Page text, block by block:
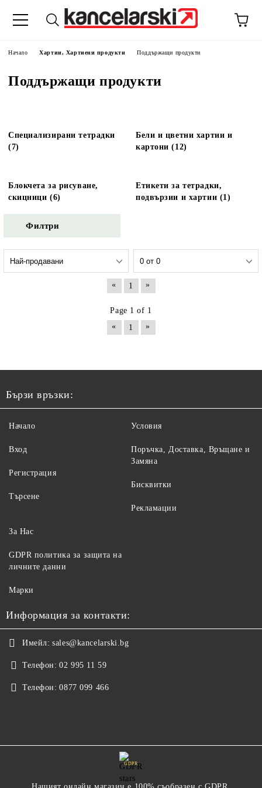
Начало Хартии, Хартиени продукти Поддържащи продукти
Поддържащи продукти
Специализирани тетрадки
(7)
Бели и цветни хартии и
картони (12)
Блокчета за рисуване,
скицници (6)
Етикети за тетрадки,
подвързии и хартии (1)
Филтри
« 1 »
Page 1 of 1
«
1 »
Бързи връзки:
Начало
Вход
Регистрация
Търсене
Условия
Поръчка, Доставка, Връщане и
Замяна
Бисквитки
Рекламации
За Нас
GDPR политика за защита на
личните данни
Марки
Информация за контакти:
Имейл: sales@kancelarski.bg
Телефон: 02 995 11 59
Телефон: 0877 099 466
GDPR